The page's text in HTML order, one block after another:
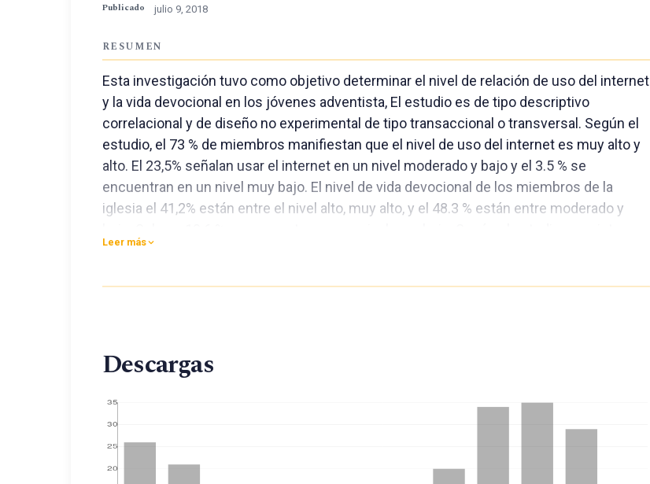
Publicado julio 9, 2018
RESUMEN
Esta investigación tuvo como objetivo determinar el nivel de relación de uso del internet
y la vida devocional en los jóvenes adventista, El estudio es de tipo descriptivo
correlacional y de diseño no experimental de tipo transaccional o transversal. Según el
estudio, el 73 % de miembros manifiestan que el nivel de uso del internet es muy alto y
alto. El 23,5% señalan usar el internet en un nivel moderado y bajo y el 3.5 % se
encuentran en un nivel muy bajo. El nivel de vida devocional de los miembros de la
iglesia el 41,2% están entre el nivel alto, muy alto, y el 48.3 % están entre moderado y
relación significativa entre las variables estudiadas
Leer más
Descargas